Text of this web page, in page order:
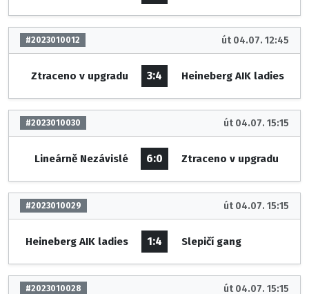
#2023010012 út 04.07. 12:45
Ztraceno v upgradu 3:4 Heineberg AIK ladies
#2023010030 út 04.07. 15:15
Lineárně Nezávislé 6:0 Ztraceno v upgradu
#2023010029 út 04.07. 15:15
Heineberg AIK ladies 1:4 Slepičí gang
#2023010028 út 04.07. 15:15